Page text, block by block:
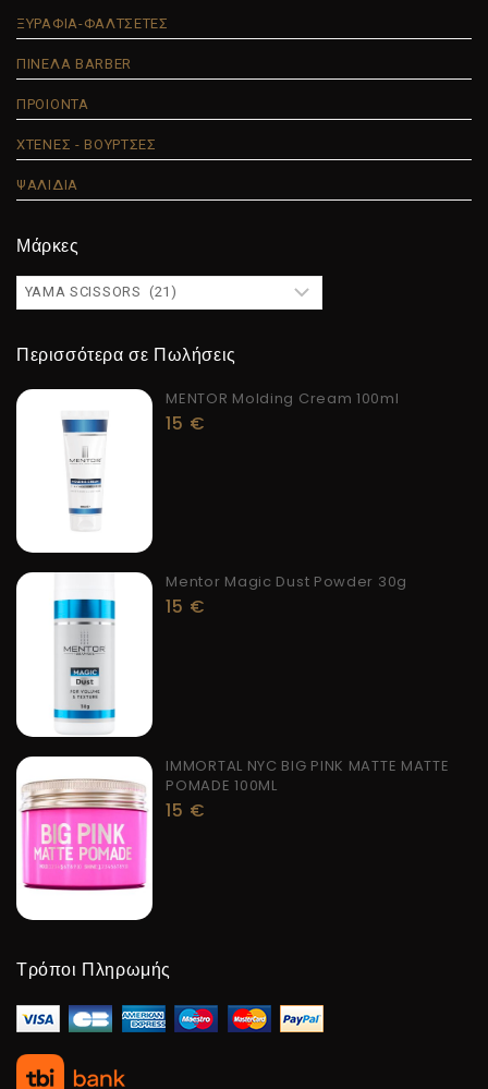
ΞΥΡΑΦΙΑ-ΦΑΛΤΣΕΤΕΣ
ΠΙΝΕΛΑ BARBER
ΠΡΟΙΟΝΤΑ
ΧΤΕΝΕΣ - ΒΟΥΡΤΣΕΣ
ΨΑΛΙΔΙΑ
Μάρκες
Περισσότερα σε Πωλήσεις
MENTOR Molding Cream 100ml
15 €
Mentor Magic Dust Powder 30g
15 €
IMMORTAL NYC BIG PINK MATTE MATTE
POMADE 100ML
15 €
Τρόποι Πληρωμής